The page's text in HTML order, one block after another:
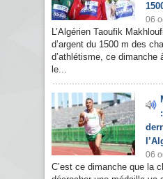
06
L’Algérien Taoufik
d’argent du 1500 m des
d’athlétisme, ce dimanche
le...
06
C’est ce dimanche que la